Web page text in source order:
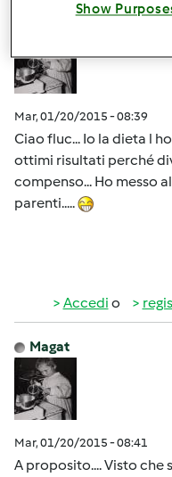
Mar, 01/20/2015 - 08:39
Ciao fluc... Io la dieta l
ottimi risultati perché
compenso... Ho messo
parenti.....
Accedi o
Magat
Mar, 01/20/2015 - 08:41
A proposito.... Visto che
Show